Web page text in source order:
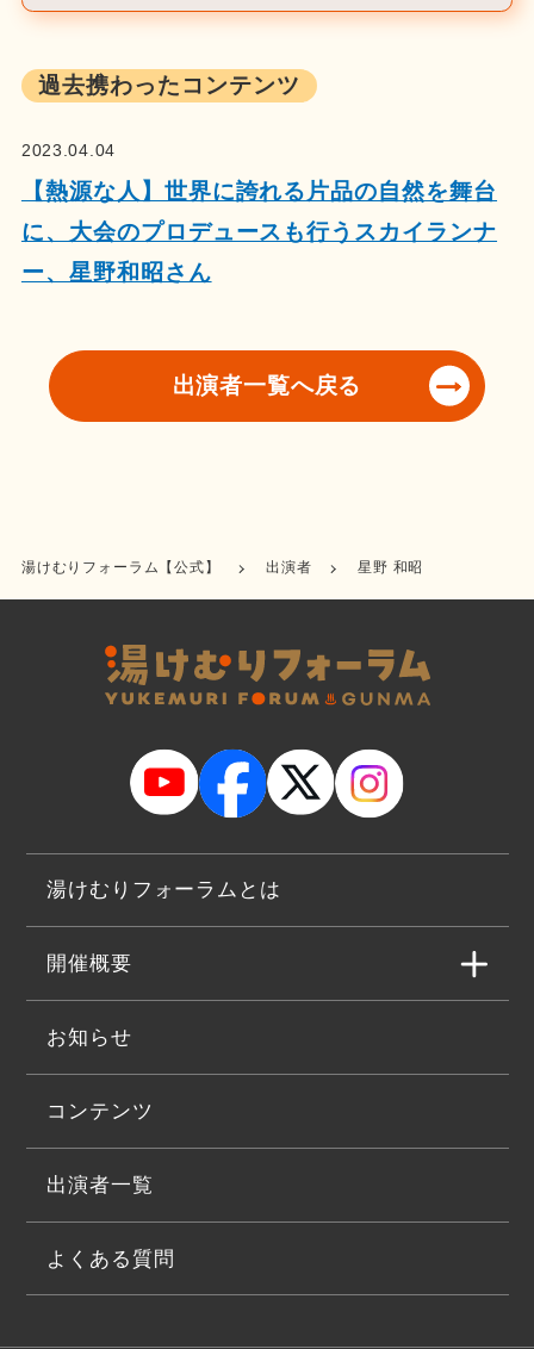
過去携わったコンテンツ
2023.04.04
【熱源な人】世界に誇れる片品の自然を舞台
に、大会のプロデュースも行うスカイランナ
ー、星野和昭さん
出演者一覧へ戻る
湯けむりフォーラム【公式】 出演者 星野 和昭
湯けむりフォーラムとは
開催概要
お知らせ
コンテンツ
出演者一覧
よくある質問